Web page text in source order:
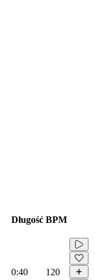
Długość BPM
0:40 120